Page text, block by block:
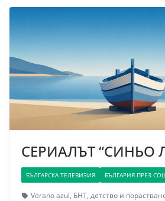
СЕРИАЛЪТ “СИНЬО
БЪЛГАРСКА ТЕЛЕВИЗИЯ БЪЛГАРИЯ ПРЕЗ
Verano azul, БНТ, детство и